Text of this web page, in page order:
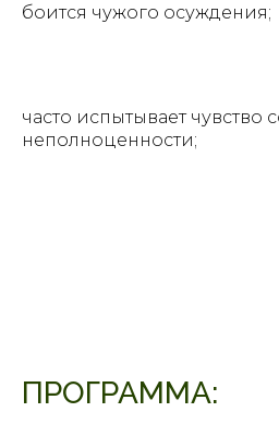
боится чужого осуждения;
часто испытывает чувство
неполноценности;
ПРОГРАММА: